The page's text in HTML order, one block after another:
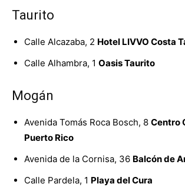
Taurito
Calle Alcazaba, 2 Hotel LIVVO Costa
Calle Alhambra, 1 Oasis Taurito
Mogán
Avenida Tomás Roca Bosch, 8 Centro
Puerto Rico
Avenida de la Cornisa, 36 Balcón de
Calle Pardela, 1 Playa del Cura